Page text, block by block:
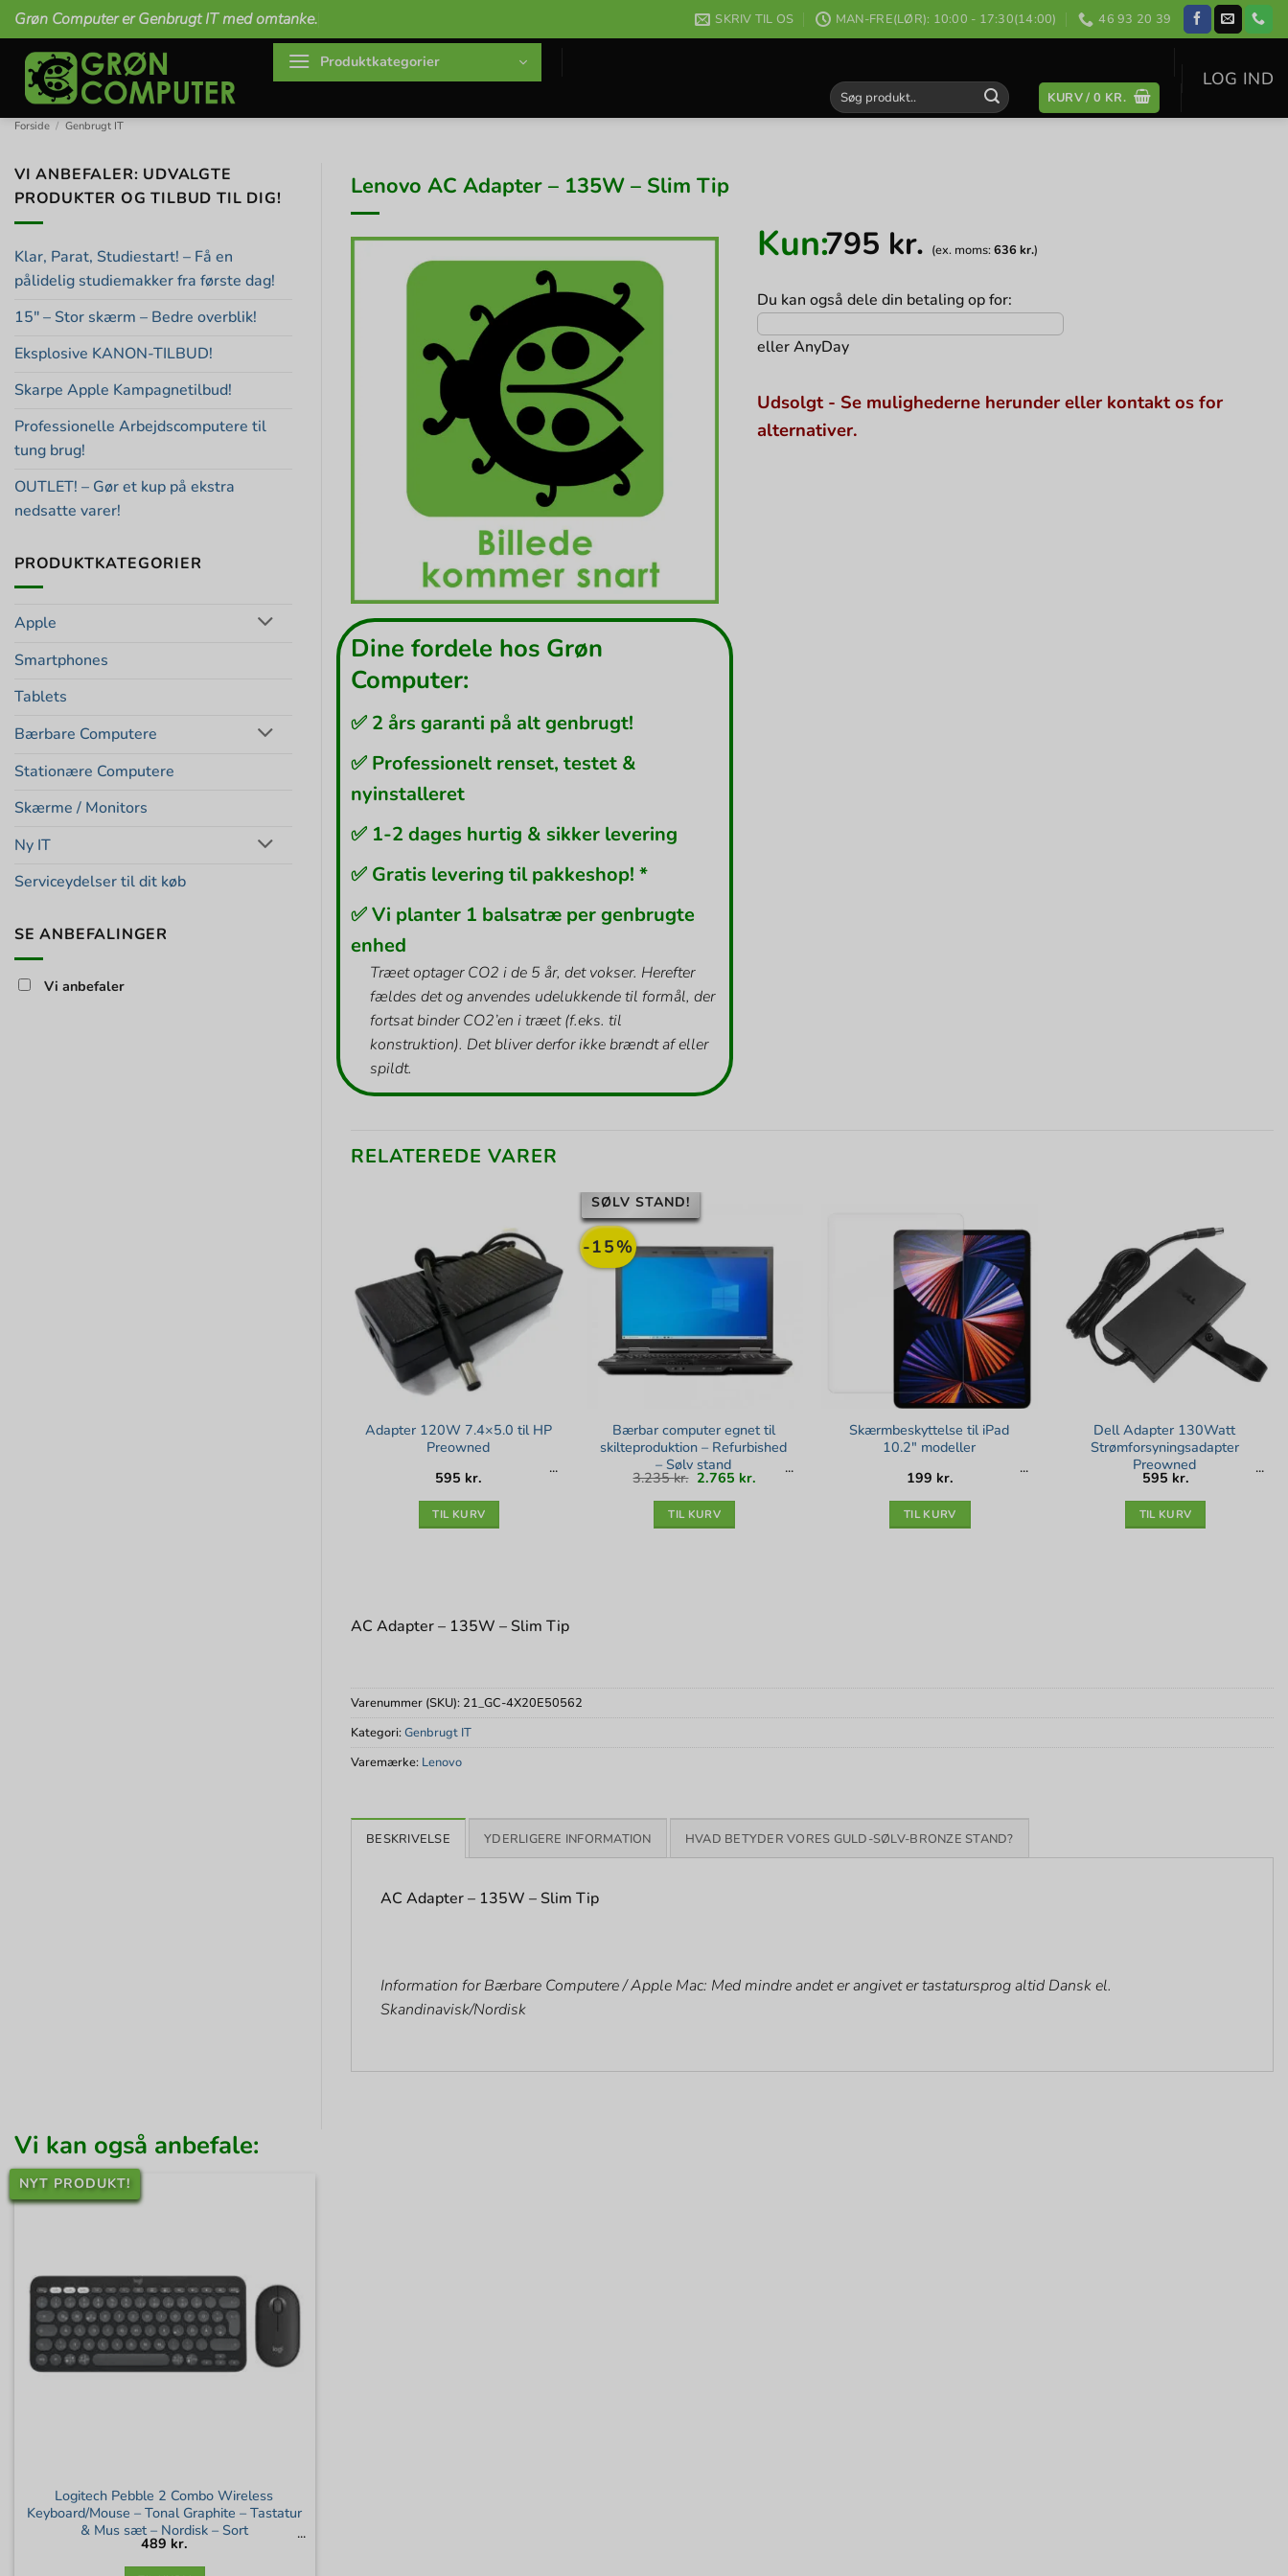
Fortsæt
til
indhold
Grøn Computer er Genbrugt IT med omtanke. SKRIV TIL OS MAN-FRE(LØR): 10:00 - 17:30(14:00) 46 93 20 39
Produktkategorier
Søg
efter:
KURV /0 KR.
LOG IND
Forside / Genbrugt IT
VI ANBEFALER: UDVALGTE
PRODUKTER OG TILBUD TIL DIG!
Klar, Parat, Studiestart! – Få en
pålidelig studiemakker fra første dag!
15″ – Stor skærm – Bedre overblik!
Eksplosive KANON-TILBUD!
Skarpe Apple Kampagnetilbud!
Professionelle Arbejdscomputere til
tung brug!
OUTLET! – Gør et kup på ekstra
nedsatte varer!
PRODUKTKATEGORIER
Apple
Smartphones
Tablets
Bærbare Computere
Stationære Computere
Skærme / Monitors
Ny IT
Serviceydelser til dit køb
SE ANBEFALINGER
Vi anbefaler
Lenovo AC Adapter – 135W – Slim Tip
Dine fordele hos Grøn
Computer:
✅ 2 års garanti på alt genbrugt!
✅ Professionelt renset, testet &
nyinstalleret
✅ 1-2 dages hurtig & sikker levering
✅ Gratis levering til pakkeshop! *
✅ Vi planter 1 balsatræ per genbrugte
enhed
Træet optager CO2 i de 5 år, det vokser. Herefter
fældes det og anvendes udelukkende til formål, der
fortsat binder CO2’en i træet (f.eks. til
konstruktion). Det bliver derfor ikke brændt af eller
spildt.
Kun:795 kr. (ex. moms:636kr.)
Du kan også dele din betaling op for:
ellerAnyDay
Udsolgt - Se mulighederne herunder eller kontakt os for
alternativer.
RELATEREDE VARER
Adapter 120W 7.4×5.0 til HP
Preowned
595 kr.
TIL KURV
-15%
SØLV STAND!
Bærbar computer egnet til
skilteproduktion – Refurbished
– Sølv stand
3.235kr. Den
oprindelige
pris
2.765 kr.Den
aktuelle
pris
TIL KURV
Skærmbeskyttelse til iPad
10.2″ modeller
199 kr.
TIL KURV
Dell Adapter 130Watt
Strømforsyningsadapter
Preowned
595 kr.
TIL KURV
AC Adapter – 135W – Slim Tip
Varenummer (SKU): 21_GC-4X20E50562
Kategori:Genbrugt IT
Varemærke: Lenovo
BESKRIVELSE YDERLIGERE INFORMATION HVAD BETYDER VORES GULD-SØLV-BRONZE STAND?
AC Adapter – 135W – Slim Tip
Information for Bærbare Computere / Apple Mac: Med mindre andet er angivet er tastatursprog altid Dansk el.
Skandinavisk/Nordisk
Vi kan også anbefale:
NYT PRODUKT!
Logitech Pebble 2 Combo Wireless
Keyboard/Mouse – Tonal Graphite – Tastatur
& Mus sæt – Nordisk – Sort
489 kr.